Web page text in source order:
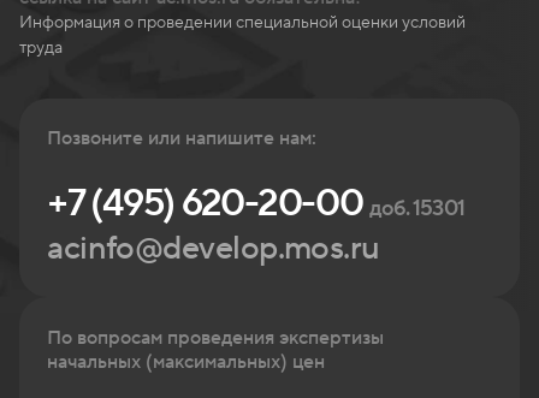
Информация о проведении специальной оценки условий
труда
Позвоните или напишите нам:
+7 (495) 620-20-00доб. 15301
acinfo@develop.mos.ru
По вопросам проведения экспертизы
начальных (максимальных) цен